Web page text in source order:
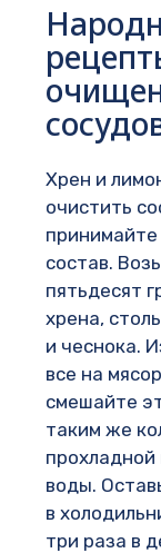
Хрен и
очистить
состав.
пятьдесят
хрена,
и чеснока.
все на
смешайте
таким же
прохладной
воды.
в
три раза в